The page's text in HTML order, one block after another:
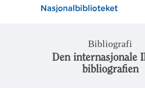
Bibliografi
Den internasjonale
bibliografien